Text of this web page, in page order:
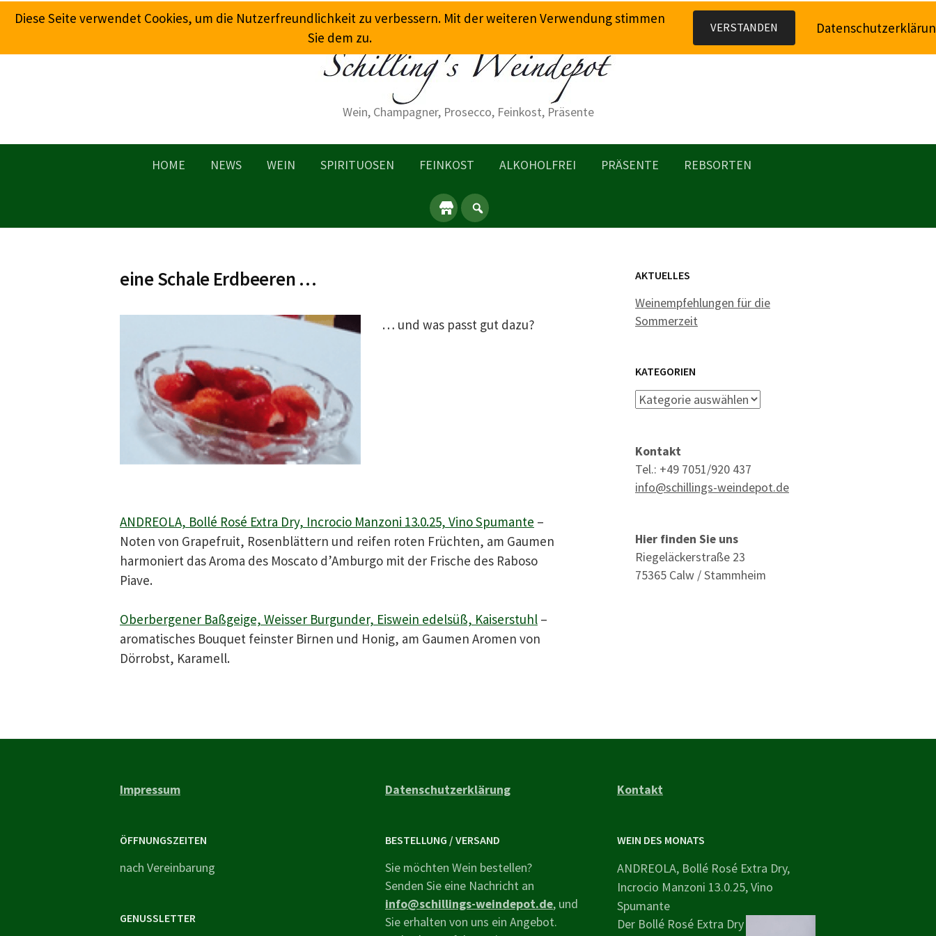
Springe
zum
Wein, Champagner, Prosecco, Feinkost, Präsente
HOME NEWS WEIN SPIRITUOSEN FEINKOST ALKOHOLFREI PRÄSENTE REBSORTEN
eine Schale Erdbeeren …
… und was passt gut dazu?
ANDREOLA, Bollé Rosé Extra Dry, Incrocio Manzoni 13.0.25, Vino Spumante –
Noten von Grapefruit, Rosenblättern und reifen roten Früchten, am Gaumen
harmoniert das Aroma des Moscato d’Amburgo mit der Frische des Raboso
Piave.
Oberbergener Baßgeige, Weisser Burgunder, Eiswein edelsüß, Kaiserstuhl –
aromatisches Bouquet feinster Birnen und Honig, am Gaumen Aromen von
Dörrobst, Karamell.
AKTUELLES
Weinempfehlungen für die
Sommerzeit
KATEGORIEN
Kategorien
Kontakt
Tel.: +49 7051/920 437
info@schillings-weindepot.de
Hier finden Sie uns
Riegeläckerstraße 23
75365 Calw / Stammheim
Impressum
ÖFFNUNGSZEITEN
nach Vereinbarung
GENUSSLETTER
Datenschutzerklärung
BESTELLUNG / VERSAND
Sie möchten Wein bestellen?
Senden Sie eine Nachricht an
info@schillings-weindepot.de, und
Sie erhalten von uns ein Angebot.
Kontakt
WEIN DES MONATS
ANDREOLA, Bollé Rosé Extra Dry,
Incrocio Manzoni 13.0.25, Vino
Spumante
Der Bollé Rosé Extra Dry
Diese Seite verwendet Cookies, um die Nutzerfreundlichkeit zu verbessern. Mit der weiteren Verwendung stimmen
Sie dem zu.
VERSTANDEN